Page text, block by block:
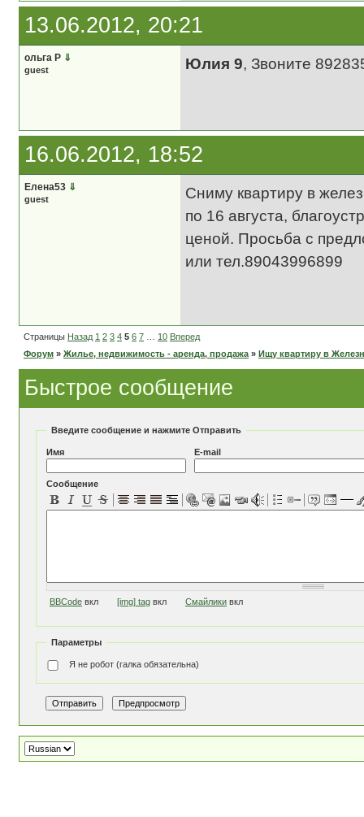
13.06.2012, 20:21
ольга Р ⇓
guest Юлия 9, Звоните
16.06.2012, 18:52
Елена53 ⇓
guest
Сниму квартиру в
по 16 августа,
ценой. Просьба с
или тел.89043996899
Страницы Назад 1 2 3 4 5 6 7 10 Вперед
Форум » Жилье, недвижимость - аренда, продажа » Ищу квартиру в
Быстрое сообщение
Введите сообщение и нажмите Отправить
Имя E-mail
Сообщение
BBCode вкл [img] tag вкл Смайлики вкл
Параметры
Я не робот (галка обязательна)